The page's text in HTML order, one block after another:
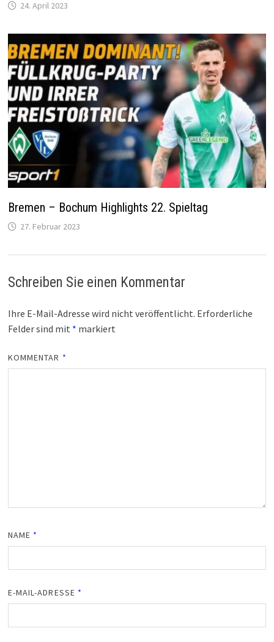
24. April 2023
Bremen – Bochum Highlights 22. Spieltag
27. Februar 2023
Schreiben Sie einen Kommentar
Ihre E-Mail-Adresse wird nicht veröffentlicht. Erforderliche
Felder sind mit * markiert
KOMMENTAR *
NAME *
E-MAIL-ADRESSE *